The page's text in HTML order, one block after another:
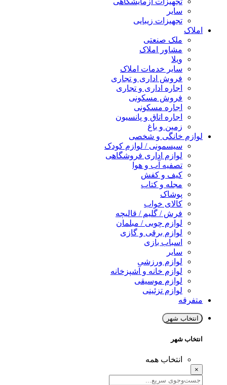
سایر
تجهیزات زیبایی
املاک
ملک صنعتی
مشاور املاک
ویلا
سایر خدمات املاک
فروش اداری و تجاری
اجاره اداری و تجاری
فروش مسکونی
اجاره مسکونی
اجاره اتاق و پانسیون
زمین و باغ
لوازم خانگی و شخصی
سیسمونی / لوازم کودک
لوازم اداری فروشگاهی
تصفیه آب و هوا
کیف و کفش
مجله و کتاب
پوشاک
کالای خواب
فرش / گلیم / قالیچه
لوازم چوبی / مبلمان
لوازم برقی و گازی
اسباب بازی
سایر
لوازم ورزشی
لوازم خانه و آشپزخانه
لوازم موسیقی
لوازم تزئینی
متفرقه
انتخاب شهر
انتخاب شهر
انتخاب همه